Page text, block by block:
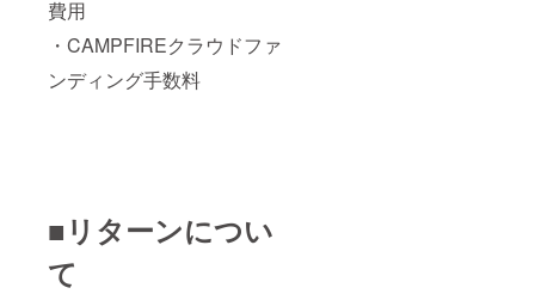
費用
・CAMPFIREクラウドファ
ンディング手数料
■リターンについ
て